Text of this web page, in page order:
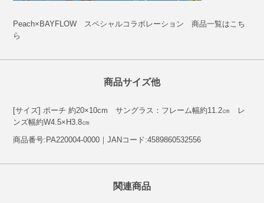
Peach×BAYFLOW スペシャルコラボレーション 商品一覧は こち
ら
商品サイズ他
[サイズ] ポーチ 約20×10cm サングラス：フレーム幅約11.2㎝ レ
ンズ幅約W4.5×H3.8㎝
商品番号:PA220004-0000｜JANコード:4589860532556
関連商品